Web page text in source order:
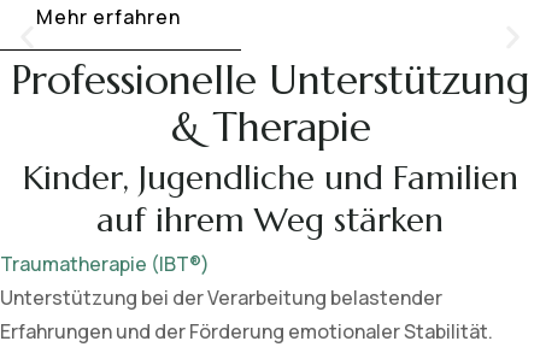
Mehr erfahren
Professionelle Unterstützung
& Therapie
Kinder, Jugendliche und Familien
auf ihrem Weg stärken
Traumatherapie (IBT®)
Unterstützung bei der Verarbeitung belastender
Erfahrungen und der Förderung emotionaler Stabilität.